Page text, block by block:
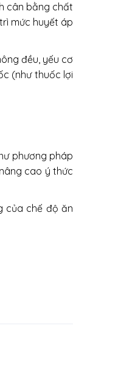
cân bằng chất
mức huyết áp
đều, yếu cơ
(như thuốc lợi
phương pháp
cao ý thức
của chế độ ăn